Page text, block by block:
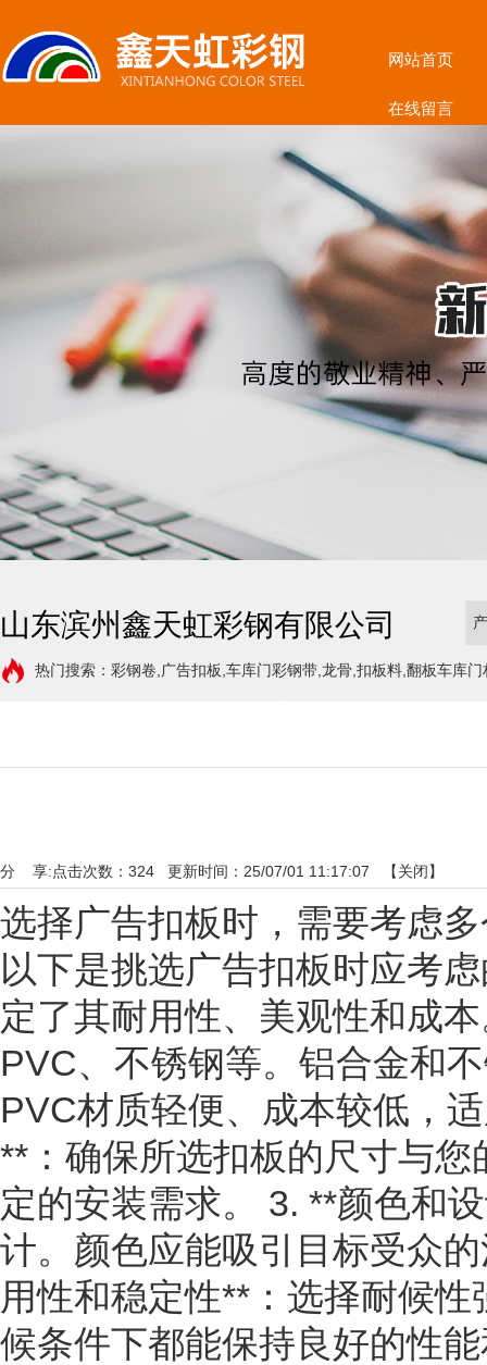
网站首页
在线留言
山东滨州鑫天虹彩钢有限公司
热门搜索：彩钢卷,广告扣板,车库门彩钢带,龙骨,扣板料,翻板车库
点击次数： 324 更新时间：25/07/01 11:17:07 【关闭】
分 享:
选择广告扣板时，需要考虑
以下是挑选广告扣板时应考
定了其耐用性、美观性和成
PVC、不锈钢等。铝合金和
PVC材质轻便、成本较低，
**：确保所选扣板的尺寸与
定的安装需求。 3. **颜色和
计。颜色应能吸引目标受众
用性和稳定性**：选择耐候
候条件下都能保持良好的性